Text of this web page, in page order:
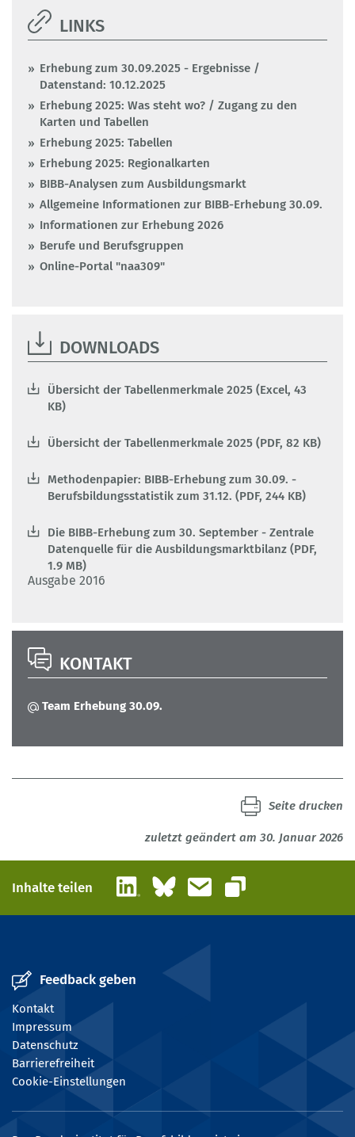
LINKS
Erhebung zum 30.09.2025 - Ergebnisse /
Datenstand: 10.12.2025
Erhebung 2025: Was steht wo? / Zugang zu den
Karten und Tabellen
Erhebung 2025: Tabellen
Erhebung 2025: Regionalkarten
BIBB-Analysen zum Ausbildungsmarkt
Allgemeine Informationen zur BIBB-Erhebung 30.09.
Informationen zur Erhebung 2026
Berufe und Berufsgruppen
Online-Portal "naa309"
DOWNLOADS
Übersicht der Tabellenmerkmale 2025 (Excel, 43
KB)
Übersicht der Tabellenmerkmale 2025 (PDF, 82 KB)
Methodenpapier: BIBB-Erhebung zum 30.09. -
Berufsbildungsstatistik zum 31.12. (PDF, 244 KB)
Die BIBB-Erhebung zum 30. September - Zentrale
Datenquelle für die Ausbildungsmarktbilanz (PDF,
1.9 MB)
Ausgabe 2016
KONTAKT
Team Erhebung 30.09.
zuletzt geändert am 30. Januar 2026
Seite drucken
Inhalte teilen LinkedInBlueskyE-Mail
Link kopieren
Feedback geben
Kontakt
Impressum
Datenschutz
Barrierefreiheit
Cookie-Einstellungen